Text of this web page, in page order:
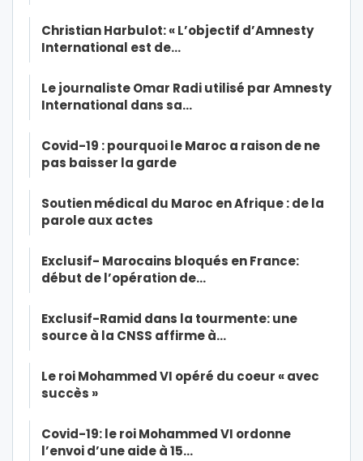
Christian Harbulot: « L’objectif d’Amnesty
International est de…
Le journaliste Omar Radi utilisé par Amnesty
International dans sa…
Covid-19 : pourquoi le Maroc a raison de ne
pas baisser la garde
Soutien médical du Maroc en Afrique : de la
parole aux actes
Exclusif- Marocains bloqués en France:
début de l’opération de…
Exclusif-Ramid dans la tourmente: une
source à la CNSS affirme à…
Le roi Mohammed VI opéré du coeur « avec
succès »
Covid-19: le roi Mohammed VI ordonne
l’envoi d’une aide à 15…